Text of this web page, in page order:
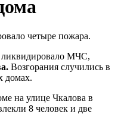
четыре пожара.
МЧС,
Возгорания случились в
домах.
на улице Чкалова в
8 человек и две